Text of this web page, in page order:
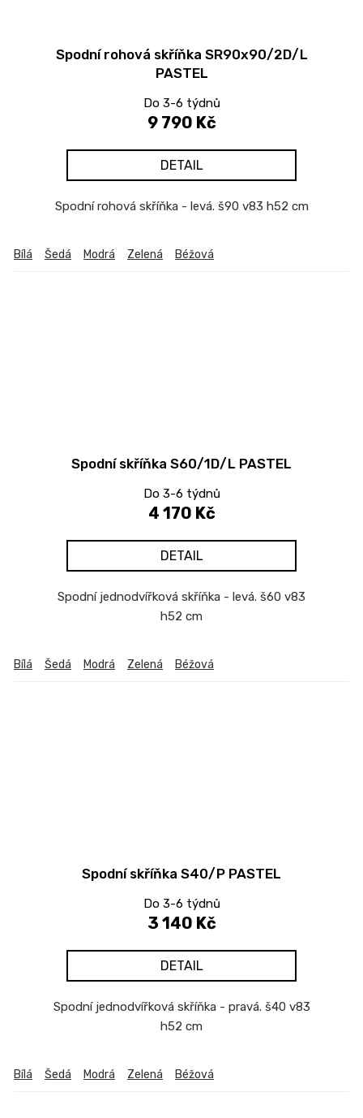
Spodní rohová skříňka SR90x90/2D/L
PASTEL
Do 3-6 týdnů
9 790 Kč
DETAIL
Spodní rohová skříňka - levá. š90 v83 h52 cm
Bílá Šedá Modrá Zelená Béžová
Spodní skříňka S60/1D/L PASTEL
Do 3-6 týdnů
4 170 Kč
DETAIL
Spodní jednodvířková skříňka - levá. š60 v83
h52 cm
Bílá Šedá Modrá Zelená Béžová
Spodní skříňka S40/P PASTEL
Do 3-6 týdnů
3 140 Kč
DETAIL
Spodní jednodvířková skříňka - pravá. š40 v83
h52 cm
Bílá Šedá Modrá Zelená Béžová